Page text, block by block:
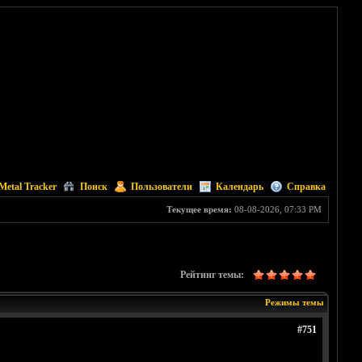
Tracker Поиск Пользователи Календарь Справка
Текущее время: 08-08-2026, 07:33 PM
Рейтинг темы:
Режимы темы
#751